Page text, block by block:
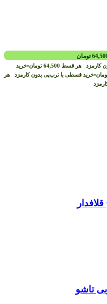
تومان
کارمزد هر قسط 64,500 تومان•خرید
•خرید قسطی با ترب‌پی بدون کارمزد هر
تاشو